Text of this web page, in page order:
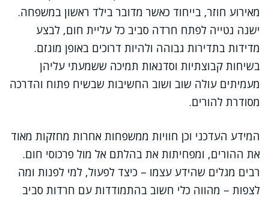
מאירוע חוזר, בייחוד כאשר מדובר בילד ראשון במשפחה.
ישנה נטייה לפתח חרדה סביב כל עליית חום, לבצע
מדידות בתדירות גבוהה ולהיות דרוכים באופן מוגזם.
בשיחות קבוצתיות וסדנאות תמיכה ששמעתי עליהן
מעמיתים עולה שוב ושוב החשיבות שבשיח פתוח והדרכה
מסודרת להורים.
המידע העדכני וכן חוויות ממשפחות אחרות מחזקות מאוד
את ההורים, ומפחיתות את בהלתם אל מול פרכוסי חום.
רבים מגלים שהידע עצמו – כיצד לפעול, למי לפנות ומה
לצפות – מהווה כלי חשוב בהתמודדות עם חרדות סביב